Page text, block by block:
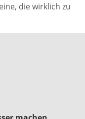
die wirklich zu